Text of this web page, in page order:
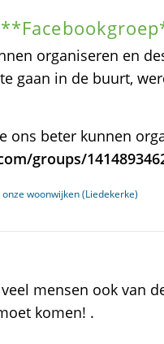
organiseren en
gaan in de buurt,
ons beter kunnen
groups/
woonwijken (Liedekerke)
mensen ook van
komen! .